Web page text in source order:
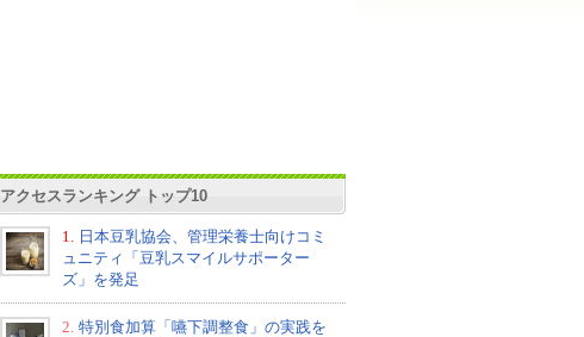
アクセスランキング トップ10
1.
日本豆乳協会、管理栄養士向けコミ
ュニティ「豆乳スマイルサポーター
ズ」を発足
2. 特別食加算「嚥下調整食」の実践を